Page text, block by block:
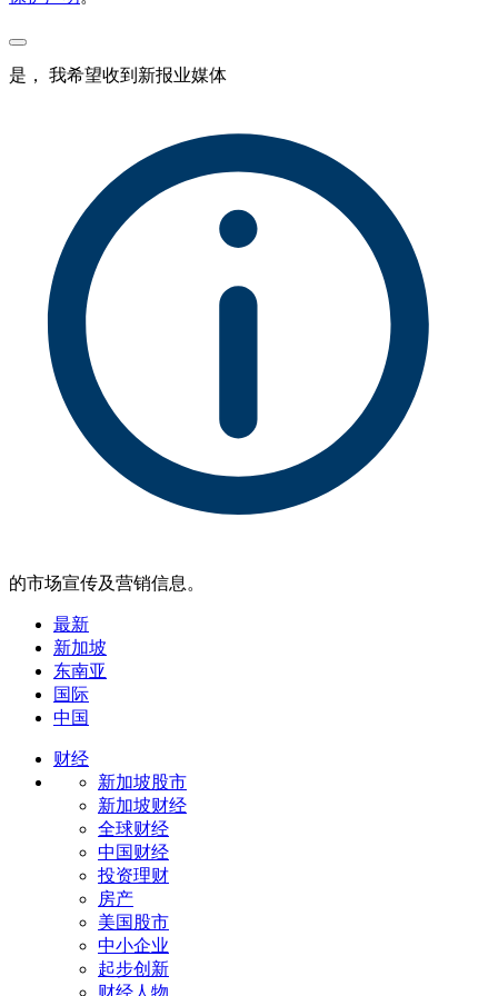
是， 我希望收到新报业媒体
的市场宣传及营销信息。
最新
新加坡
东南亚
国际
中国
财经
新加坡股市
新加坡财经
全球财经
中国财经
投资理财
房产
美国股市
中小企业
起步创新